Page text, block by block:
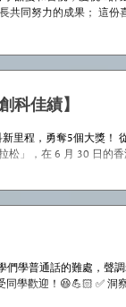
同努力的成果； 這份
科佳績】
里程，勇奪5個大獎！
」，在 6 月 30 日的香
人工智能卓越教師大
們學普通話的難處，聲
同學歡迎！😆💪🏻